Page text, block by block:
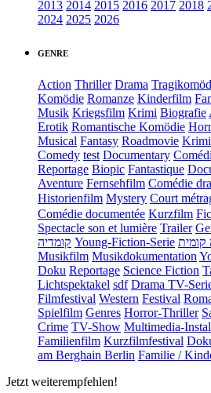
2013 2014 2015 2016 2017 2018
2024 2025 2026
GENRE
Action Thriller Drama
Komödie Romanze Kinderfilm
Musik Kriegsfilm Krimi Biografie
Erotik Romantische Komödie
Musical Fantasy Roadmovie
Comedy test Documentary
Reportage Biopic Fantastique
Aventure Fernsehfilm Comédie
Historienfilm Mystery Court
Comédie documentée Kurzfilm
Spectacle son et lumière Trailer
קומדיה Young-Fiction-Serie קומית
Musikfilm Musikdokumentation
Doku Reportage Science Fiction
Lichtspektakel sdf Drama TV-
Filmfestival Western Festival
Spielfilm Genres Horror-Thriller
Crime TV-Show Multimedia-
Familienfilm Kurzfilmfestival
am Berghain Berlin Familie /
Jetzt weiterempfehlen!